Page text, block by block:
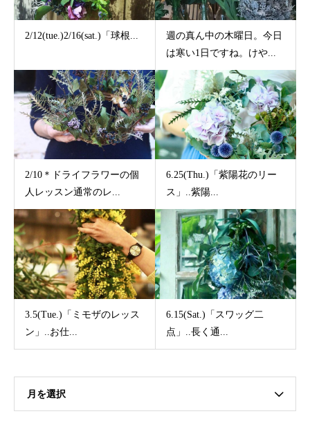
2/12(tue.)2/16(sat.)「球根...
週の真ん中の木曜日。今日
は寒い1日ですね。けや...
2/10＊ドライフラワーの個
人レッスン通常のレ...
6.25(Thu.)「紫陽花のリー
ス」..紫陽...
3.5(Tue.)「ミモザのレッス
ン」..お仕...
6.15(Sat.)「スワッグ二
点」..長く通...
月を選択